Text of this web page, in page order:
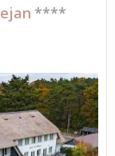
****